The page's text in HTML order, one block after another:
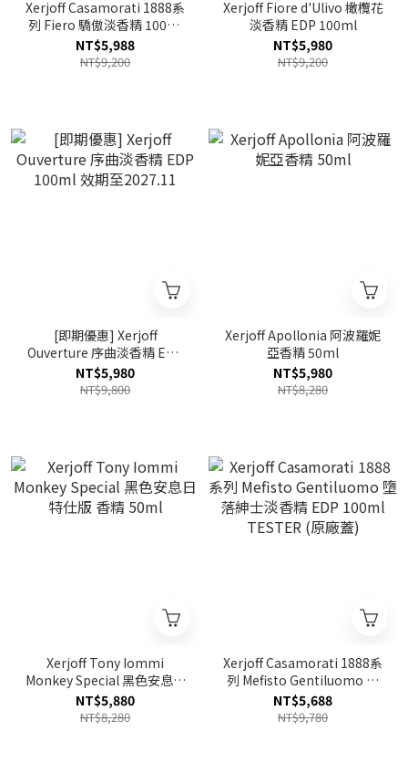
Xerjoff Casamorati 1888系
列 Fiero 驕傲淡香精 100ml
(白色款)
NT$5,988
NT$9,200
Xerjoff Fiore d'Ulivo 橄欖花
淡香精 EDP 100ml
NT$5,980
NT$9,200
[即期優惠] Xerjoff
Ouverture 序曲淡香精 EDP
100ml 效期至2027.11
NT$5,980
NT$9,800
Xerjoff Apollonia 阿波羅妮
亞香精 50ml
NT$5,980
NT$8,280
Xerjoff Tony Iommi
Monkey Special 黑色安息日
特仕版 香精 50ml
NT$5,880
NT$8,280
Xerjoff Casamorati 1888系
列 Mefisto Gentiluomo 墮
落紳士淡香精 EDP 100ml
TESTER (原廠蓋)
NT$5,688
NT$9,780